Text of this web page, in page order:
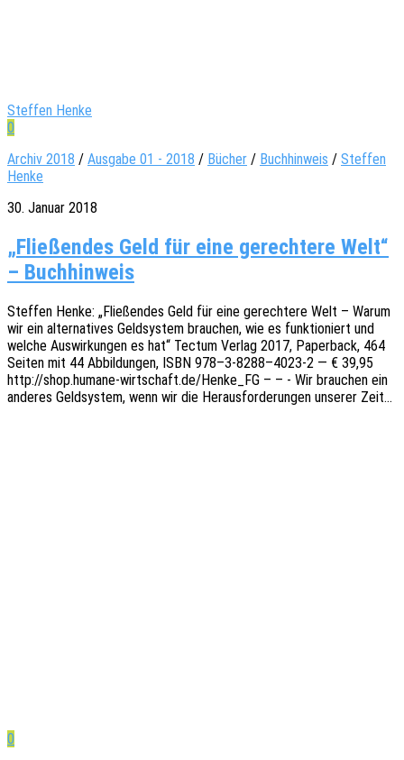
Steffen Henke
0
Archiv 2018 / Ausgabe 01 - 2018 / Bücher / Buchhinweis / Steffen
Henke
30. Januar 2018
„Fließendes Geld für eine gerechtere Welt“
– Buchhinweis
Stef­fen Henke: „Flie­ßen­des Geld für eine gerech­te­re Welt – Warum
wir ein alter­na­ti­ves Geld­sys­tem brau­chen, wie es funk­tio­niert und
welche Auswir­kun­gen es hat“ Tectum Verlag 2017, Paper­back, 464
Seiten mit 44 Abbil­dun­gen, ISBN 978–3‑8288–4023‑2 — € 39,95
http://shop.humane-wirtschaft.de/Henke_FG – – - Wir brau­chen ein
ande­res Geld­sys­tem, wenn wir die Heraus­for­de­run­gen unse­rer Zeit…
0